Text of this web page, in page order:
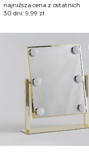
najniższa cena z ostatnich
30 dni: 9,99 zł